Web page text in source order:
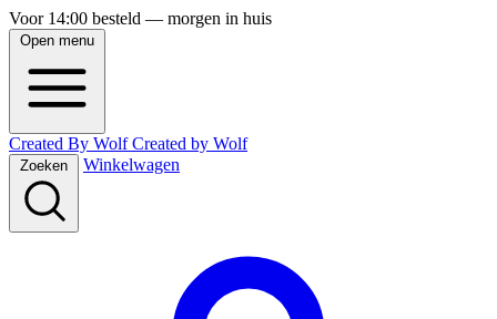
Voor 14:00 besteld — morgen in huis
Open menu
Created By Wolf Created by Wolf
Zoeken Winkelwagen